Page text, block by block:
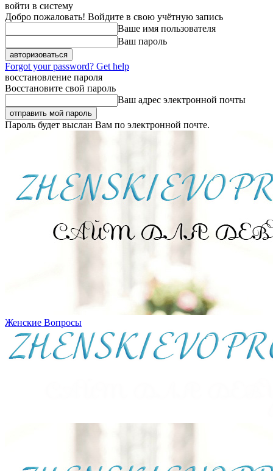
войти в систему
Добро пожаловать! Войдите в свою учётную запись
Ваше имя пользователя
Ваш пароль
Forgot your password? Get help
восстановление пароля
Восстановите свой пароль
Ваш адрес электронной почты
Пароль будет выслан Вам по электронной почте.
Женские Вопросы